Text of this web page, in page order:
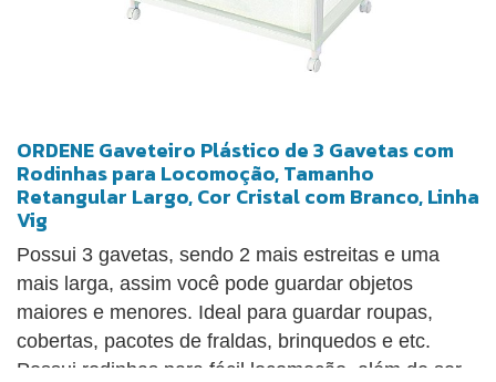
ORDENE Gaveteiro Plástico de 3 Gavetas com
Rodinhas para Locomoção, Tamanho
Retangular Largo, Cor Cristal com Branco, Linha
Vig
Possui 3 gavetas, sendo 2 mais estreitas e uma
mais larga, assim você pode guardar objetos
maiores e menores. Ideal para guardar roupas,
cobertas, pacotes de fraldas, brinquedos e etc.
Possui rodinhas para fácil locomoção, além de ser